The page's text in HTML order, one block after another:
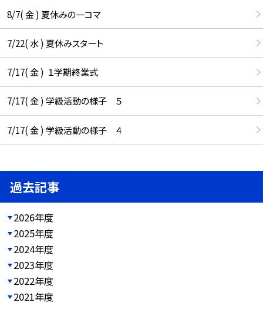
8/7( 金 ) 夏休みの一コマ
7/22( 水 ) 夏休みスタート
7/17( 金 ) １学期終業式
7/17( 金 ) 学級活動の様子 ５
7/17( 金 ) 学級活動の様子 ４
過去記事
2026年度
2025年度
2024年度
2023年度
2022年度
2021年度